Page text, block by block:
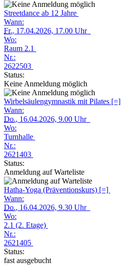
Streetdance ab 12 Jahre
Wann:
Fr., 17.04.2026, 17.00 Uhr
Wo:
Raum 2.1
Nr.:
2622503
Status:
Keine Anmeldung möglich
Wirbelsäulengymnastik mit Pilates [=]
Wann:
Do., 16.04.2026, 9.00 Uhr
Wo:
Turnhalle
Nr.:
2621403
Status:
Anmeldung auf Warteliste
Hatha-Yoga (Präventionskurs) [=]
Wann:
Do., 16.04.2026, 9.30 Uhr
Wo:
2.1 (2. Etage)
Nr.:
2621405
Status:
fast ausgebucht